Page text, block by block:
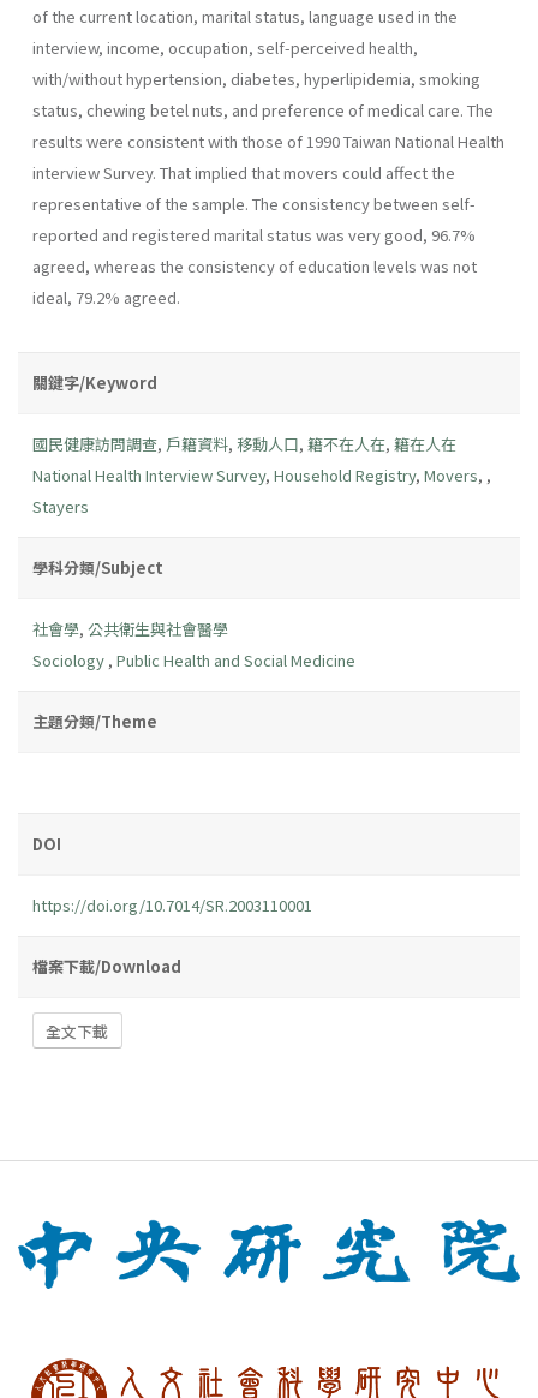
of the current location, marital status, language used in the
interview, income, occupation, self-perceived health,
with/without hypertension, diabetes, hyperlipidemia, smoking
status, chewing betel nuts, and preference of medical care. The
results were consistent with those of 1990 Taiwan National Health
interview Survey. That implied that movers could affect the
representative of the sample. The consistency between self-
reported and registered marital status was very good, 96.7%
agreed, whereas the consistency of education levels was not
ideal, 79.2% agreed.
關鍵字/Keyword
國民健康訪問調查, 戶籍資料, 移動人口, 籍不在人在, 籍在人在
National Health Interview Survey, Household Registry, Movers, ,
Stayers
學科分類/Subject
社會學, 公共衛生與社會醫學
Sociology , Public Health and Social Medicine
主題分類/Theme
DOI
https://doi.org/10.7014/SR.2003110001
檔案下載/Download
全文下載